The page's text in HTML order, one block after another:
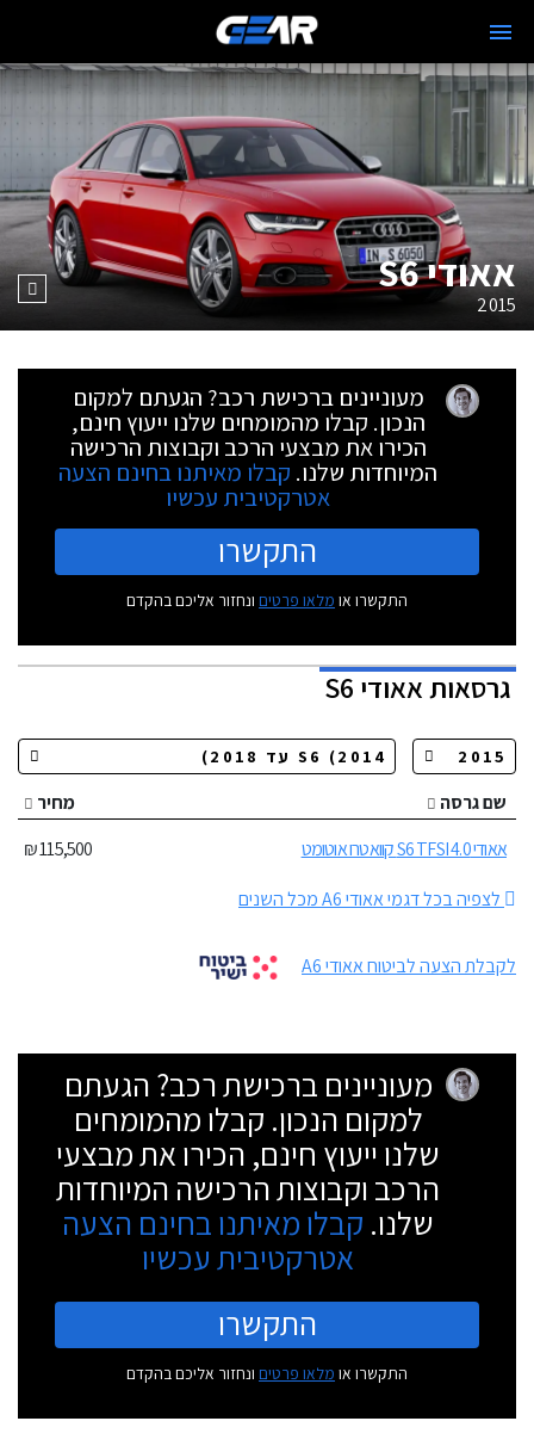
אאודי S6
2015
מעוניינים ברכישת רכב? הגעתם למקום
הנכון. קבלו מהמומחים שלנו ייעוץ חינם,
הכירו את מבצעי הרכב וקבוצות הרכישה
המיוחדות שלנו. קבלו מאיתנו בחינם הצעה
אטרקטיבית עכשיו
התקשרו
התקשרו או מלאו פרטים ונחזור אליכם בהקדם
גרסאותאאודי S6
שם גרסה
מחיר
אאודי S6 TFSI 4.0 קוואטרו אוטומט
115,500 ₪
לצפיה בכל דגמי אאודי A6 מכל השנים
לקבלת הצעה לביטוח אאודי A6
מעוניינים ברכישת רכב? הגעתם
למקום הנכון. קבלו מהמומחים
שלנו ייעוץ חינם, הכירו את מבצעי
הרכב וקבוצות הרכישה המיוחדות
שלנו. קבלו מאיתנו בחינם הצעה
אטרקטיבית עכשיו
התקשרו
התקשרו או מלאו פרטים ונחזור אליכם בהקדם